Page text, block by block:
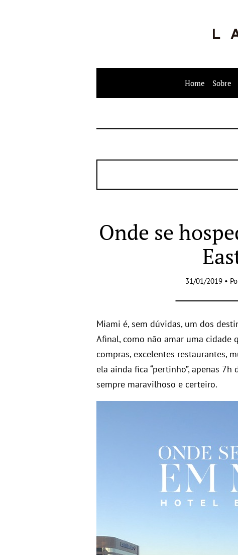
Home Sobre
Onde se
31/01/2019 •
Miami é, sem dúvidas, um dos
Afinal, como não amar uma cidade
compras, excelentes restaurantes,
ela ainda fica “pertinho”, apenas
sempre maravilhoso e certeiro.